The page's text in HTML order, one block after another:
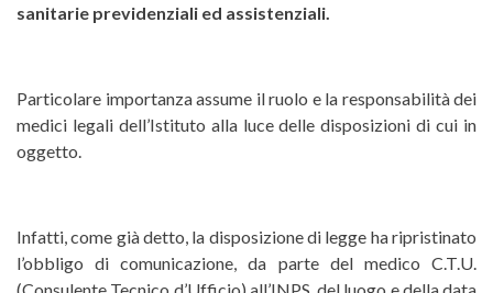
sanitarie previdenziali ed assistenziali.
Particolare importanza assume il ruolo e la responsabilità dei
medici legali dell’Istituto alla luce delle disposizioni di cui in
oggetto.
Infatti, come già detto, la disposizione di legge ha ripristinato
l’obbligo di comunicazione, da parte del medico C.T.U.
(Consulente Tecnico d’Ufficio) all’INPS, del luogo e della data